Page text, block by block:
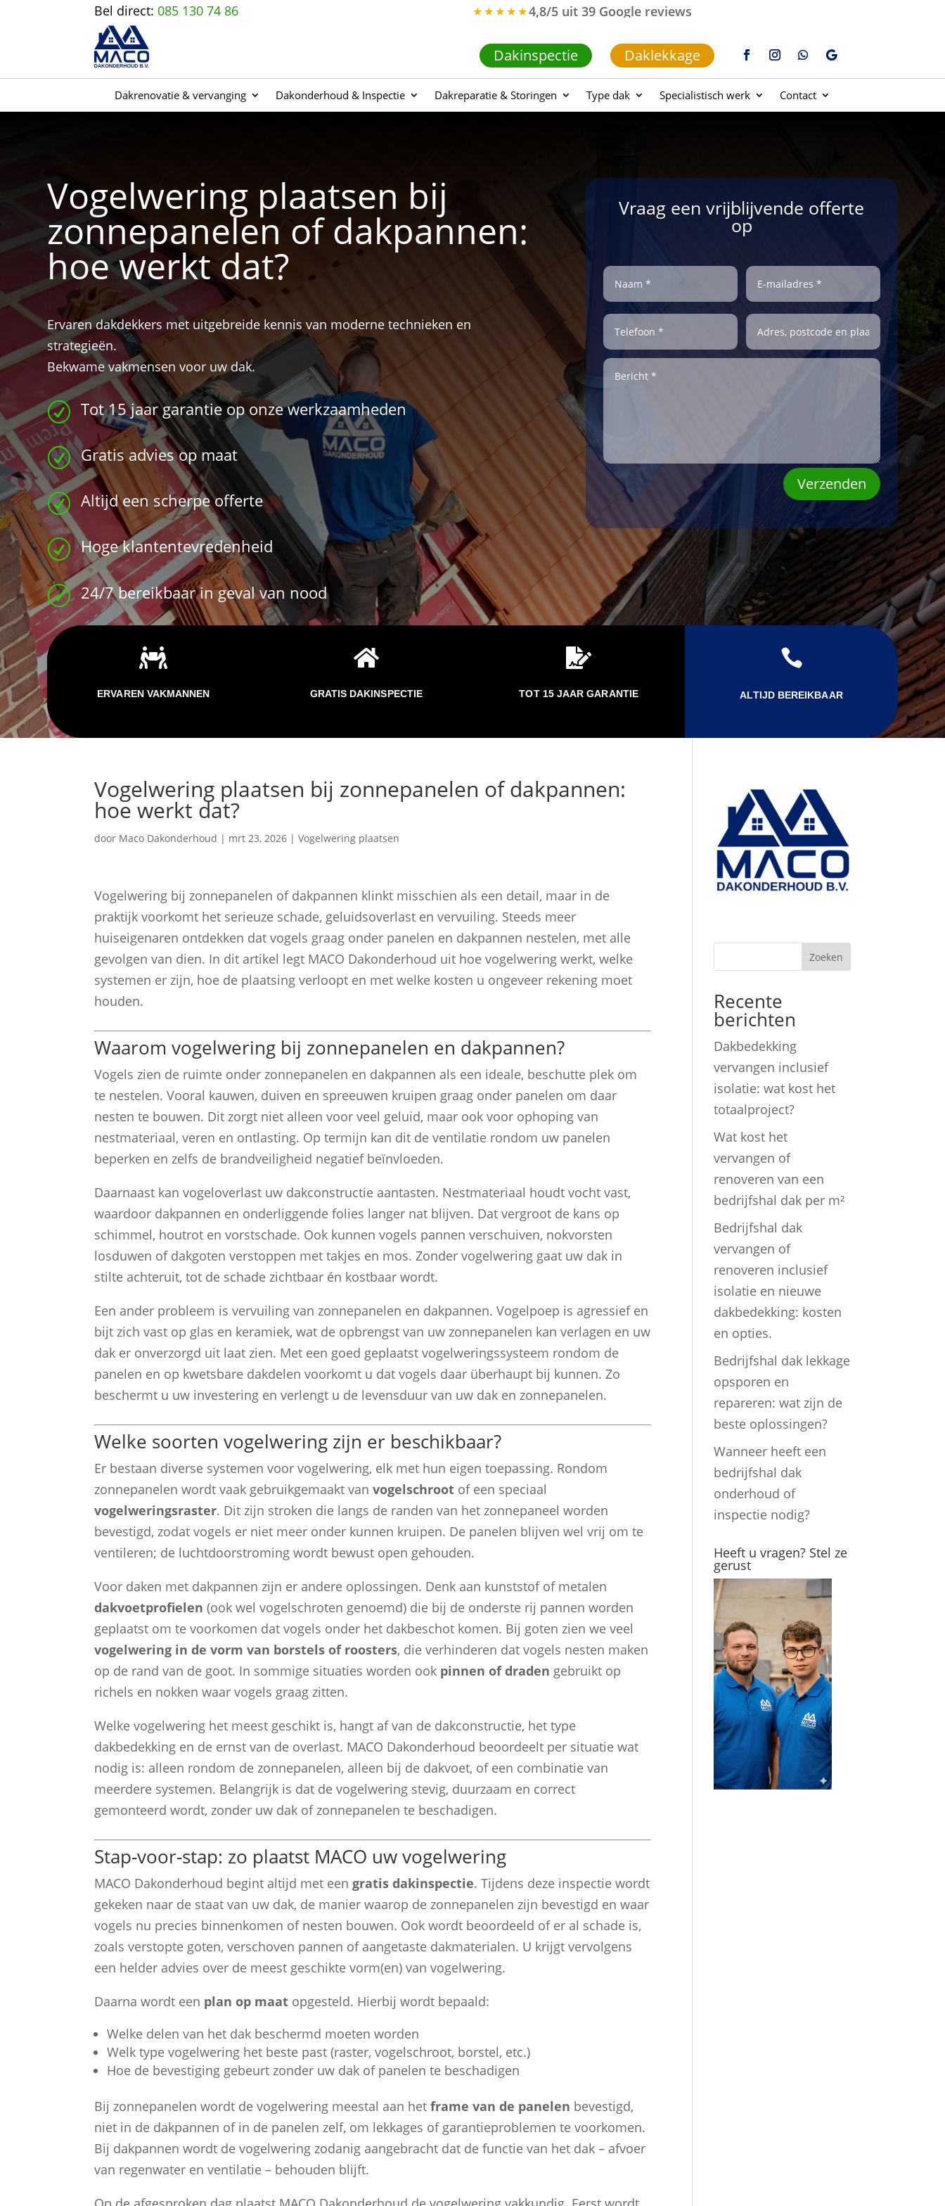
Bel direct:085 130 74 86 ★★★★★4,8/5 uit 39 Google reviews
Dakinspectie Daklekkage
Dakrenovatie & vervanging Dakonderhoud & Inspectie Dakreparatie & Storingen Type dak Specialistisch werk Contact
Vogelwering plaatsen bij
zonnepanelen of dakpannen:
hoe werkt dat?
Ervaren dakdekkers met uitgebreide kennis van moderne technieken en
strategieën.
Bekwame vakmensen voor uw dak.
R Tot 15 jaar garantie op onze werkzaamheden
R Gratis advies op maat
R Altijd een scherpe offerte
R Hoge klantentevredenheid
R 24/7 bereikbaar in geval van nood
Vraag een vrijblijvende offerte
op
Verzenden

ERVAREN VAKMANNEN

GRATIS DAKINSPECTIE

TOT 15 JAAR GARANTIE

ALTIJD BEREIKBAAR
Vogelwering plaatsen bij zonnepanelen of dakpannen:
hoe werkt dat?
door Maco Dakonderhoud | mrt 23, 2026 |Vogelwering plaatsen
Vogelwering bij zonnepanelen of dakpannen klinkt misschien als een detail, maar in de
praktijk voorkomt het serieuze schade, geluidsoverlast en vervuiling. Steeds meer
huiseigenaren ontdekken dat vogels graag onder panelen en dakpannen nestelen, met alle
gevolgen van dien. In dit artikel legt MACO Dakonderhoud uit hoe vogelwering werkt, welke
systemen er zijn, hoe de plaatsing verloopt en met welke kosten u ongeveer rekening moet
houden.
Waarom vogelwering bij zonnepanelen en dakpannen?
Vogels zien de ruimte onder zonnepanelen en dakpannen als een ideale, beschutte plek om
te nestelen. Vooral kauwen, duiven en spreeuwen kruipen graag onder panelen om daar
nesten te bouwen. Dit zorgt niet alleen voor veel geluid, maar ook voor ophoping van
nestmateriaal, veren en ontlasting. Op termijn kan dit de ventilatie rondom uw panelen
beperken en zelfs de brandveiligheid negatief beïnvloeden.
Daarnaast kan vogeloverlast uw dakconstructie aantasten. Nestmateriaal houdt vocht vast,
waardoor dakpannen en onderliggende folies langer nat blijven. Dat vergroot de kans op
schimmel, houtrot en vorstschade. Ook kunnen vogels pannen verschuiven, nokvorsten
losduwen of dakgoten verstoppen met takjes en mos. Zonder vogelwering gaat uw dak in
stilte achteruit, tot de schade zichtbaar én kostbaar wordt.
Een ander probleem is vervuiling van zonnepanelen en dakpannen. Vogelpoep is agressief en
bijt zich vast op glas en keramiek, wat de opbrengst van uw zonnepanelen kan verlagen en uw
dak er onverzorgd uit laat zien. Met een goed geplaatst vogelweringssysteem rondom de
panelen en op kwetsbare dakdelen voorkomt u dat vogels daar überhaupt bij kunnen. Zo
beschermt u uw investering en verlengt u de levensduur van uw dak en zonnepanelen.
Welke soorten vogelwering zijn er beschikbaar?
Er bestaan diverse systemen voor vogelwering, elk met hun eigen toepassing. Rondom
zonnepanelen wordt vaak gebruikgemaakt vanvogelschroot of een speciaal
vogelweringsraster. Dit zijn stroken die langs de randen van het zonnepaneel worden
bevestigd, zodat vogels er niet meer onder kunnen kruipen. De panelen blijven wel vrij om te
ventileren; de luchtdoorstroming wordt bewust open gehouden.
Voor daken met dakpannen zijn er andere oplossingen. Denk aan kunststof of metalen
dakvoetprofielen (ook wel vogelschroten genoemd) die bij de onderste rij pannen worden
geplaatst om te voorkomen dat vogels onder het dakbeschot komen. Bij goten zien we veel
vogelwering in de vorm van borstels of roosters, die verhinderen dat vogels nesten maken
op de rand van de goot. In sommige situaties worden ook pinnen of draden gebruikt op
richels en nokken waar vogels graag zitten.
Welke vogelwering het meest geschikt is, hangt af van de dakconstructie, het type
dakbedekking en de ernst van de overlast. MACO Dakonderhoud beoordeelt per situatie wat
nodig is: alleen rondom de zonnepanelen, alleen bij de dakvoet, of een combinatie van
meerdere systemen. Belangrijk is dat de vogelwering stevig, duurzaam en correct
gemonteerd wordt, zonder uw dak of zonnepanelen te beschadigen.
Stap-voor-stap: zo plaatst MACO uw vogelwering
MACO Dakonderhoud begint altijd met eengratis dakinspectie. Tijdens deze inspectie wordt
gekeken naar de staat van uw dak, de manier waarop de zonnepanelen zijn bevestigd en waar
vogels nu precies binnenkomen of nesten bouwen. Ook wordt beoordeeld of er al schade is,
zoals verstopte goten, verschoven pannen of aangetaste dakmaterialen. U krijgt vervolgens
een helder advies over de meest geschikte vorm(en) van vogelwering.
Daarna wordt een plan op maat opgesteld. Hierbij wordt bepaald:
Welke delen van het dak beschermd moeten worden
Welk type vogelwering het beste past (raster, vogelschroot, borstel, etc.)
Hoe de bevestiging gebeurt zonder uw dak of panelen te beschadigen
Bij zonnepanelen wordt de vogelwering meestal aan hetframe van de panelen bevestigd,
niet in de dakpannen of in de panelen zelf, om lekkages of garantieproblemen te voorkomen.
Bij dakpannen wordt de vogelwering zodanig aangebracht dat de functie van het dak – afvoer
van regenwater en ventilatie – behouden blijft.
Zoeken
Recente
berichten
Dakbedekking
vervangen inclusief
isolatie: wat kost het
totaalproject?
Wat kost het
vervangen of
renoveren van een
bedrijfshal dak per m²
Bedrijfshal dak
vervangen of
renoveren inclusief
isolatie en nieuwe
dakbedekking: kosten
en opties.
Bedrijfshal dak lekkage
opsporen en
repareren: wat zijn de
beste oplossingen?
Wanneer heeft een
bedrijfshal dak
onderhoud of
inspectie nodig?
Heeft u vragen? Stel ze
gerust